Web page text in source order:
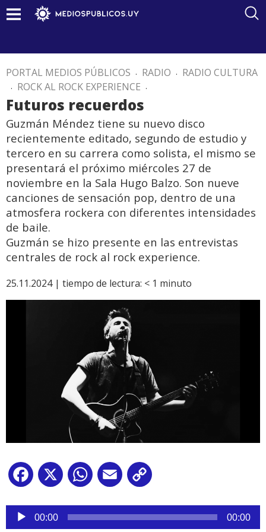
PORTAL MEDIOS PÚBLICOS . RADIO . RADIO CULTURA
. ROCK AL ROCK EXPERIENCE .
Futuros recuerdos
Guzmán Méndez tiene su nuevo disco
recientemente editado, segundo de estudio y
tercero en su carrera como solista, el mismo se
presentará el próximo miércoles 27 de
noviembre en la Sala Hugo Balzo. Son nueve
canciones de sensación pop, dentro de una
atmosfera rockera con diferentes intensidades
de baile.
Guzmán se hizo presente en las entrevistas
centrales de rock al rock experience.
25.11.2024 | tiempo de lectura: < 1 minuto
Facebook
X WhatsApp
Email
Reproductor
00:00 00:00